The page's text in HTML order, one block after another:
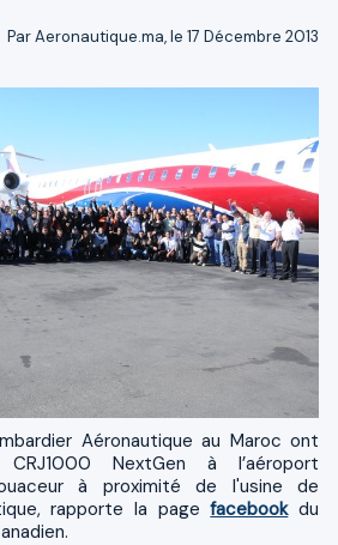
Par Aeronautique.ma, le 17 Décembre 2013
NextGen à l’aéroport
à proximité de l'usine de
rapporte la pagefacebookdu